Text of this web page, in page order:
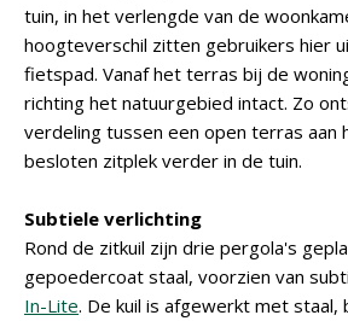
tuin, in het verlengde van de
hoogteverschil zitten gebruikers hier
fietspad. Vanaf het terras bij de
richting het natuurgebied intact. Zo
verdeling tussen een open terras aan
besloten zitplek verder in de tuin.
Subtiele verlichting
Rond de zitkuil zijn drie pergola's
gepoedercoat staal, voorzien van
In-Lite. De kuil is afgewerkt met staal,